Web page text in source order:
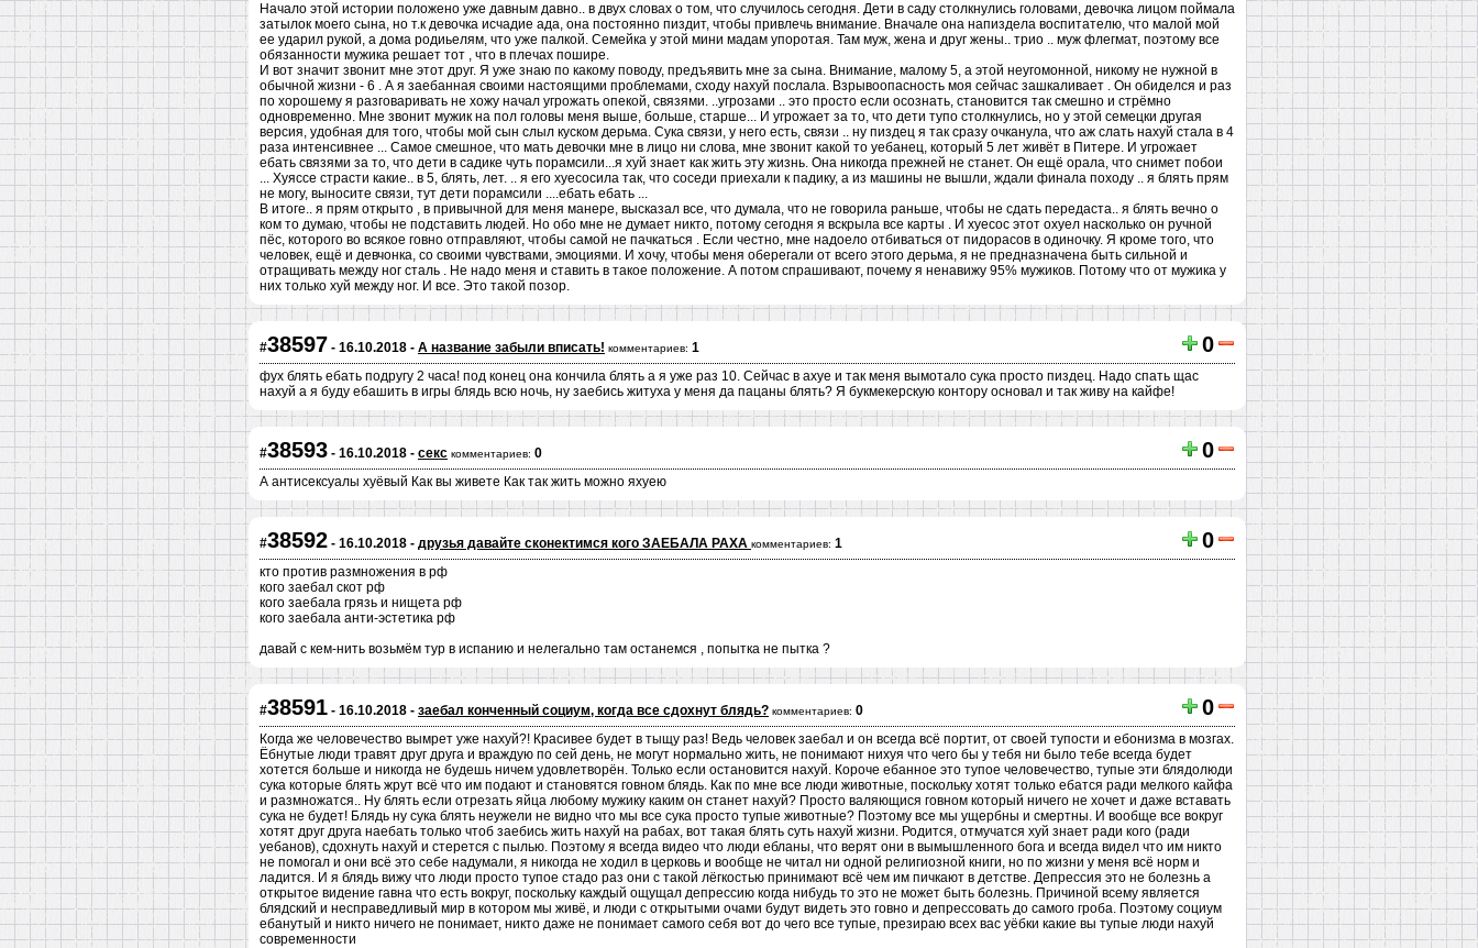
Начало этой истории положено уже давным давно.. в двух словах о том, что случилось сегодня. Дети в саду столкнулись головами, девочка лицом поймала
затылок моего сына, но т.к девочка исчадие ада, она постоянно пиздит, чтобы привлечь внимание. Вначале она напиздела воспитателю, что малой мой
ее ударил рукой, а дома родиьелям, что уже палкой. Семейка у этой мини мадам упоротая. Там муж, жена и друг жены.. трио .. муж флегмат, поэтому все
обязанности мужика решает тот , что в плечах пошире.
И вот значит звонит мне этот друг. Я уже знаю по какому поводу, предъявить мне за сына. Внимание, малому 5, а этой неугомонной, никому не нужной в
обычной жизни - 6 . А я заебанная своими настоящими проблемами, сходу нахуй послала. Взрывоопасность моя сейчас зашкаливает . Он обиделся и раз
по хорошему я разговаривать не хожу начал угрожать опекой, связями. ..угрозами .. это просто если осознать, становится так смешно и стрёмно
одновременно. Мне звонит мужик на пол головы меня выше, больше, старше... И угрожает за то, что дети тупо столкнулись, но у этой семецки другая
версия, удобная для того, чтобы мой сын слыл куском дерьма. Сука связи, у него есть, связи .. ну пиздец я так сразу очканула, что аж слать нахуй стала в 4
раза интенсивнее ... Самое смешное, что мать девочки мне в лицо ни слова, мне звонит какой то уебанец, который 5 лет живёт в Питере. И угрожает
ебать связями за то, что дети в садике чуть порамсили...я хуй знает как жить эту жизнь. Она никогда прежней не станет. Он ещё орала, что снимет побои
... Хуяссе страсти какие.. в 5, блять, лет. .. я его хуесосила так, что соседи приехали к падику, а из машины не вышли, ждали финала походу .. я блять прям
не могу, выносите связи, тут дети порамсили ....ебать ебать ...
В итоге.. я прям открыто , в привычной для меня манере, высказал все, что думала, что не говорила раньше, чтобы не сдать передаста.. я блять вечно о
ком то думаю, чтобы не подставить людей. Но обо мне не думает никто, потому сегодня я вскрыла все карты . И хуесос этот охуел насколько он ручной
пёс, которого во всякое говно отправляют, чтобы самой не пачкаться . Если честно, мне надоело отбиваться от пидорасов в одиночку. Я кроме того, что
человек, ещё и девчонка, со своими чувствами, эмоциями. И хочу, чтобы меня оберегали от всего этого дерьма, я не предназначена быть сильной и
отращивать между ног сталь . Не надо меня и ставить в такое положение. А потом спрашивают, почему я ненавижу 95% мужиков. Потому что от мужика у
них только хуй между ног. И все. Это такой позор.
#38597 - 16.10.2018 - А название забыли вписать! комментариев: 1 0
фух блять ебать подругу 2 часа! под конец она кончила блять а я уже раз 10. Сейчас в ахуе и так меня вымотало сука просто пиздец. Надо спать щас
нахуй а я буду ебашить в игры блядь всю ночь, ну заебись житуха у меня да пацаны блять? Я букмекерскую контору основал и так живу на кайфе!
#38593 - 16.10.2018 - секс комментариев: 0 0
А антисексуалы хуёвый Как вы живете Как так жить можно яхуею
#38592 - 16.10.2018 - друзья давайте сконектимся кого ЗАЕБАЛА РАХА комментариев: 1 0
кто против размножения в рф
кого заебал скот рф
кого заебала грязь и нищета рф
кого заебала анти-эстетика рф
давай с кем-нить возьмём тур в испанию и нелегально там останемся , попытка не пытка ?
#38591 - 16.10.2018 - заебал конченный социум, когда все сдохнут блядь? комментариев: 0 0
Когда же человечество вымрет уже нахуй?! Красивее будет в тыщу раз! Ведь человек заебал и он всегда всё портит, от своей тупости и ебонизма в мозгах.
Ёбнутые люди травят друг друга и враждую по сей день, не могут нормально жить, не понимают нихуя что чего бы у тебя ни было тебе всегда будет
хотется больше и никогда не будешь ничем удовлетворён. Только если остановится нахуй. Короче ебанное это тупое человечество, тупые эти блядолюди
сука которые блять жрут всё что им подают и становятся говном блядь. Как по мне все люди животные, поскольку хотят только ебатся ради мелкого кайфа
и размножатся.. Ну блять если отрезать яйца любому мужику каким он станет нахуй? Просто валяющися говном который ничего не хочет и даже вставать
сука не будет! Блядь ну сука блять неужели не видно что мы все сука просто тупые животные? Поэтому все мы ущербны и смертны. И вообще все вокруг
хотят друг друга наебать только чтоб заебись жить нахуй на рабах, вот такая блять суть нахуй жизни. Родится, отмучатся хуй знает ради кого (ради
уебанов), сдохнуть нахуй и стерется с пылью. Поэтому я всегда видео что люди ебланы, что верят они в вымышленного бога и всегда видел что им никто
не помогал и они всё это себе надумали, я никогда не ходил в церковь и вообще не читал ни одной религиозной книги, но по жизни у меня всё норм и
ладится. И я блядь вижу что люди просто тупое стадо раз они с такой лёгкостью принимают всё чем им пичкают в детстве. Депрессия это не болезнь а
открытое видение гавна что есть вокруг, поскольку каждый ощущал депрессию когда нибудь то это не может быть болезнь. Причиной всему является
блядский и несправедливый мир в котором мы живё, и люди с открытыми очами будут видеть это говно и депрессовать до самого гроба. Поэтому социум
ебанутый и никто ничего не понимает, никто даже не понимает самого себя вот до чего все тупые, презираю всех вас уёбки какие вы тупые люди нахуй
современности